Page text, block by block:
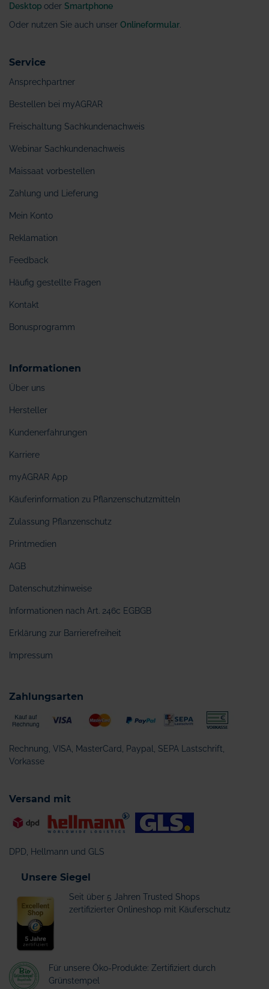
Desktop oder Smartphone
Oder nutzen Sie auch unser Onlineformular
Service
Ansprechpartner
Bestellen bei myAGRAR
Freischaltung Sachkundenachweis
Webinar Sachkundenachweis
Maissaat vorbestellen
Zahlung und Lieferung
Mein Konto
Reklamation
Feedback
Häufig gestellte Fragen
Kontakt
Bonusprogramm
Informationen
Über uns
Hersteller
Kundenerfahrungen
Karriere
myAGRAR App
Käuferinformation zu Pflanzenschutzmitteln
Zulassung Pflanzenschutz
Printmedien
AGB
Datenschutzhinweise
Informationen nach Art. 246c EGBGB
Erklärung zur Barrierefreiheit
Impressum
Zahlungsarten
Rechnung, VISA, MasterCard, Paypal, SEPA Lastschrift,
Vorkasse
Versand mit
DPD, Hellmann und GLS
Unsere Siegel
Seit über 5 Jahren Trusted Shops
zertifizierter Onlineshop mit Käuferschutz
Für unsere Öko-Produkte: Zertifiziert durch
Grünstempel